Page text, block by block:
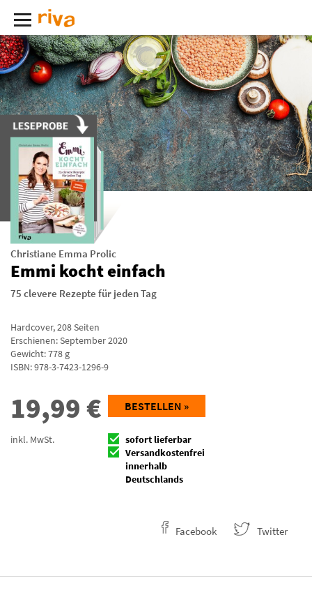
Christiane Emma Prolic
Emmi kocht einfach
75 clevere Rezepte für jeden Tag
Hardcover,208Seiten
Erschienen: September 2020
Gewicht: 778 g
ISBN:978-3-7423-1296-9
19,99 €
inkl. MwSt.
BESTELLEN »
sofort lieferbar
Versandkostenfrei
innerhalb
Deutschlands
Facebook Twitter